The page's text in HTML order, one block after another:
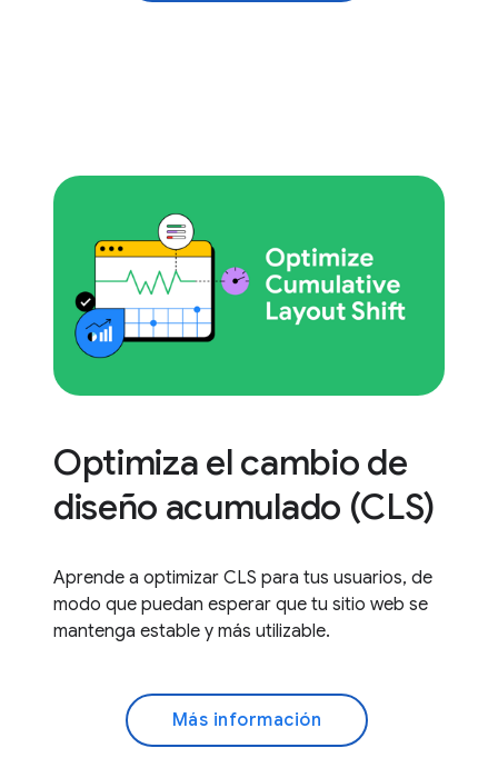
Optimiza el cambio de
diseño acumulado (CLS)
Aprende a optimizar CLS para tus usuarios, de
modo que puedan esperar que tu sitio web se
mantenga estable y más utilizable.
Más información